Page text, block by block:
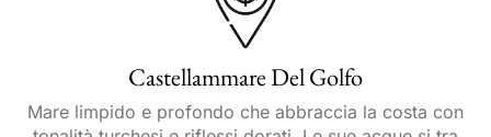
Castellammare Del Golfo
Mare limpido e profondo che abbraccia la costa con